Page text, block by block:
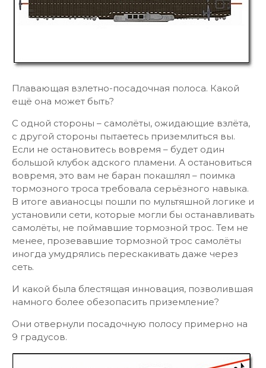
Плавающая взлетно-посадочная полоса. Какой
ещё она может быть?
С одной стороны – самолёты, ожидающие взлёта,
с другой стороны пытаетесь приземлиться вы.
Если не остановитесь вовремя – будет один
большой клубок адского пламени. А остановиться
вовремя, это вам не баран покашлял – поимка
тормозного троса требовала серьёзного навыка.
В итоге авианосцы пошли по мультяшной логике и
установили сети, которые могли бы останавливать
самолёты, не поймавшие тормозной трос. Тем не
менее, прозевавшие тормозной трос самолёты
иногда умудрялись перескакивать даже через
сеть.
И какой была блестящая инновация, позволившая
намного более обезопасить приземление?
Они отвернули посадочную полосу примерно на
9 градусов.